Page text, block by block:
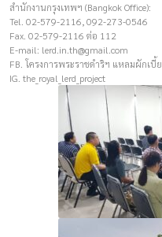
สำนักงานกรุงเทพฯ (Bangkok Office):
Tel. 02-579-2116, 092-273-0546
Fax. 02-579-2116 ต่อ 112
E-mail: lerd.in.th@gmail.com
FB. โครงการพระราชดำริฯ แหลมผักเบี้ย
IG. the_royal_lerd_project